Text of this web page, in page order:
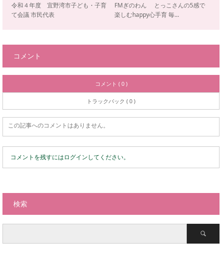
令和４年度 宜野湾市子ども・子育
て会議 市民代表
FMぎのわん とっこさんの5感で
楽しむhappy心手育 毎…
コメント
コメント ( 0 )
トラックバック ( 0 )
この記事へのコメントはありません。
コメントを残すにはログインしてください。
検索